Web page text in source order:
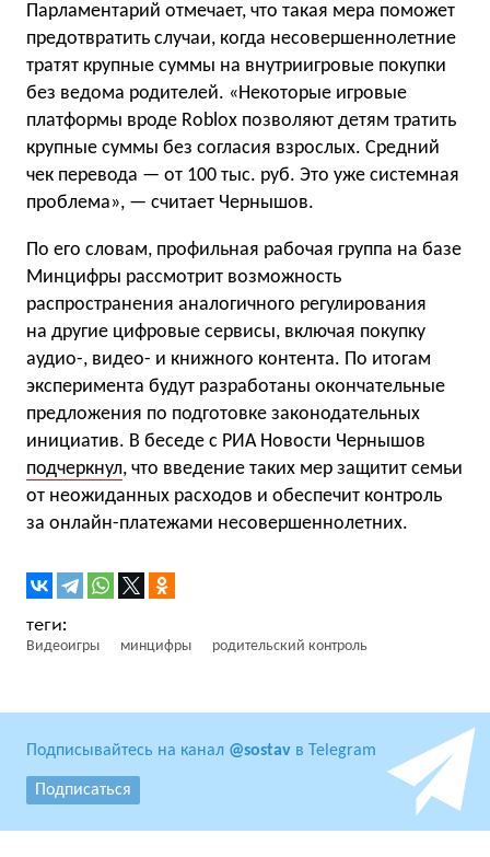
Парламентарий отмечает, что такая мера поможет
предотвратить случаи, когда несовершеннолетние
тратят крупные суммы на внутриигровые покупки
без ведома родителей. «Некоторые игровые
платформы вроде Roblox позволяют детям тратить
крупные суммы без согласия взрослых. Средний
чек перевода — от 100 тыс. руб. Это уже системная
проблема», — считает Чернышов.
По его словам, профильная рабочая группа на базе
Минцифры рассмотрит возможность
распространения аналогичного регулирования
на другие цифровые сервисы, включая покупку
аудио-, видео- и книжного контента. По итогам
эксперимента будут разработаны окончательные
предложения по подготовке законодательных
инициатив. В беседе с РИА Новости Чернышов
подчеркнул, что введение таких мер защитит семьи
от неожиданных расходов и обеспечит контроль
за онлайн-платежами несовершеннолетних.
Видеоигры минцифры родительский контроль
Подписывайтесь на канал @sostav в Telegram
Подписаться